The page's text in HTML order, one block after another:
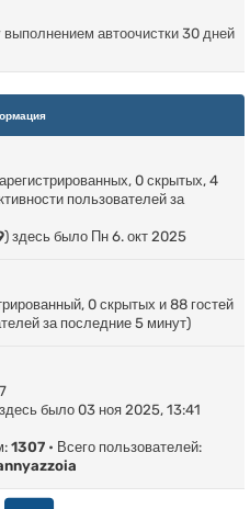
автоочистки 30 дней
0 скрытых, 4
пользователей за
) здесь было Пн 6. окт 2025
0 скрытых и 88 гостей
за последние 5 минут)
было 03 ноя 2025, 13:41
1307 • Всего пользователей: